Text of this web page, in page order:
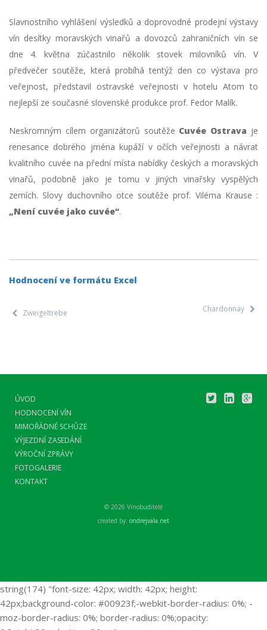
Slavnostního vyhlášení výsledků a doprovodné prodejní výstavy
vín desítky moravských vinařů a dovozců zahraničních vín se
dne 4. května zúčastnilo několik stovek milovníků vín. V
předvečer soutěže, která probíhá tentýž den co výstava pro
veřejnost, představil ostravské veřejnosti v hotelu Atom to
nejlepší ze současné slovenské produkce prof. Fedor Malík.
Neskromným cílem organizátorů soutěže Cuvée Ostrava je
renesance dobrého jména kupáží v očích veřejnosti a návrat
kvalitního cuvée na přední místa nabídky českých a moravských
vinařů, podobně jako je tomu v jiných vinařsky vyspělých
zemích. Slovy duchovního otce soutěže prof. Viléma Krause :
„Není cuvée jako cuvée“.
Hodnocení ve formátu Excel
Zweigeltrebe Chardonnay
ÚVOD
HODNOCENÍ VÍN
MIMOŘÁDNÉ SCHŮZE
VÝJEZDNÍ ZASEDÁNÍ
VÝROČNÍ ZPRÁVY
FOTOGALERIE
KONTAKT
© 2026 Vínobuditelé
created by: ondrejvala.net
string(174) "font-size: 42px; width: 42px; height:
42px;background-color: #00923f;-webkit-border-radius: 0%; -
moz-border-radius: 0%; border-radius: 0%;opacity: